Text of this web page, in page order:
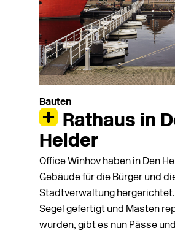
Bauten
Rathaus in
Helder
Office Winhov haben in Den
Gebäude für die Bürger und
Stadtverwaltung
Segel gefertigt und Masten
wurden, gibt es nun Pässe